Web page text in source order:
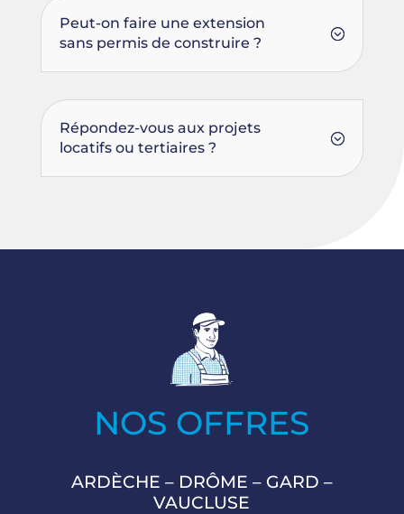
Peut-on faire une extension
sans permis de construire ?
Répondez-vous aux projets
locatifs ou tertiaires ?
NOS OFFRES
ARDÈCHE – DRÔME – GARD –
VAUCLUSE